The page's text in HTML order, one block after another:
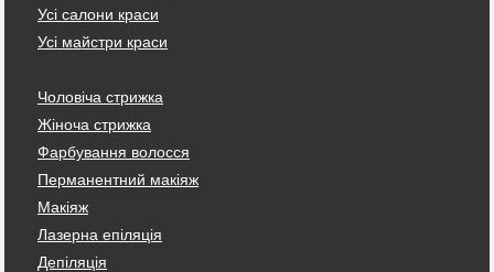
Усі салони краси
Усі майстри краси
Чоловіча стрижка
Жіноча стрижка
Фарбування волосся
Перманентний макіяж
Макіяж
Лазерна епіляція
Депіляція